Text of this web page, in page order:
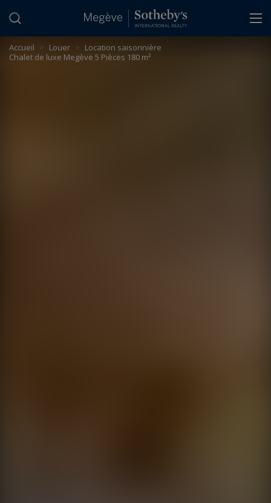
Accueil > Louer > Location saisonnière
Chalet de luxe Megève 5 Pièces 180 m²